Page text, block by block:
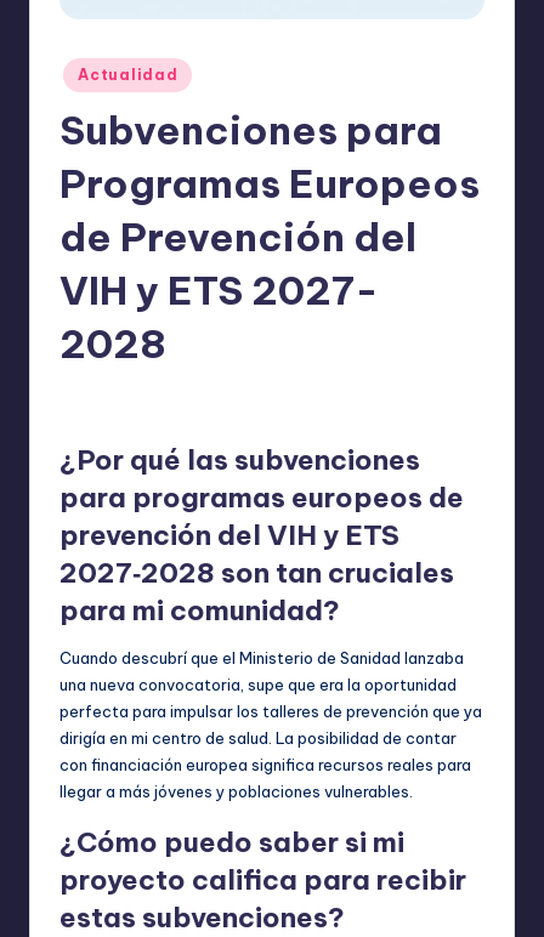
Publicado
en
Actualidad
Subvenciones para
Programas Europeos
de Prevención del
VIH y ETS 2027-
2028
¿Por qué las subvenciones
para programas europeos de
prevención del VIH y ETS
2027‑2028 son tan cruciales
para mi comunidad?
Cuando descubrí que el Ministerio de Sanidad lanzaba
una nueva convocatoria, supe que era la oportunidad
perfecta para impulsar los talleres de prevención que ya
dirigía en mi centro de salud. La posibilidad de contar
con financiación europea significa recursos reales para
llegar a más jóvenes y poblaciones vulnerables.
¿Cómo puedo saber si mi
proyecto califica para recibir
estas subvenciones?